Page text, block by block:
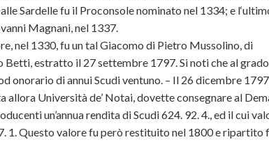
Sardelle fu il Proconsole nominato nel 1334; e
Magnani, nel 1337.
nel 1330, fu un tal Giacomo di Pietro Mussolino, di
Betti, estratto il 27 settembre 1797. Si noti che al
onorario di annui Scudi ventuno. – Il 26 dicembre
Università de’ Notai, dovette consegnare al
un’annua rendita di Scudi 624. 92. 4., ed il cui
1. Questo valore fu però restituito nel 1800 e ripartito